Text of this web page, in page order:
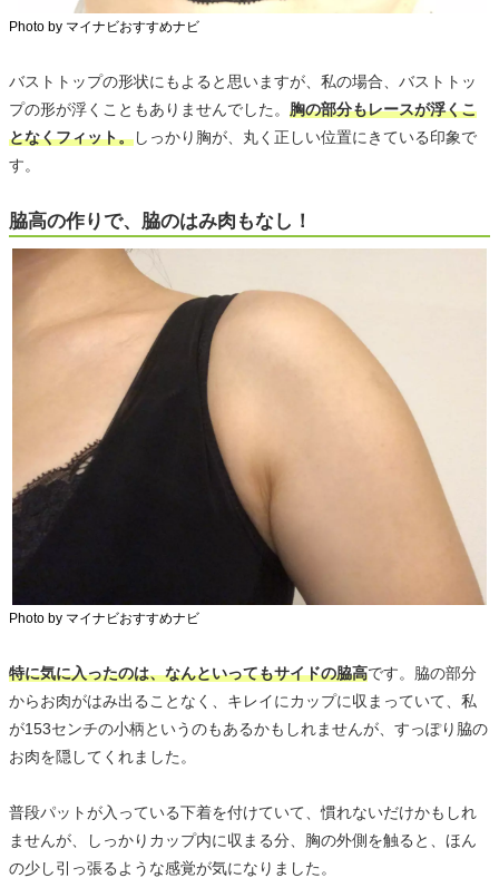
Photo by マイナビおすすめナビ
バストトップの形状にもよると思いますが、私の場合、バストトッ
プの形が浮くこともありませんでした。 胸の部分もレースが浮くこ
となくフィット。しっかり胸が、丸く正しい位置にきている印象で
す。
脇高の作りで、脇のはみ肉もなし！
Photo by マイナビおすすめナビ
特に気に入ったのは、なんといってもサイドの脇高です。脇の部分
からお肉がはみ出ることなく、キレイにカップに収まっていて、私
が153センチの小柄というのもあるかもしれませんが、すっぽり脇の
お肉を隠してくれました。
普段パットが入っている下着を付けていて、慣れないだけかもしれ
ませんが、しっかりカップ内に収まる分、胸の外側を触ると、ほん
の少し引っ張るような感覚が気になりました。